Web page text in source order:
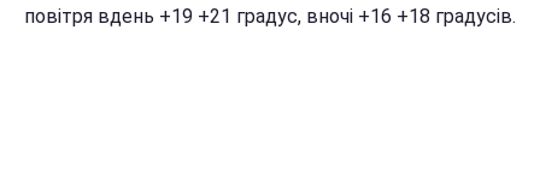
повітря вдень +19 +21 градус, вночі +16 +18 градусів.